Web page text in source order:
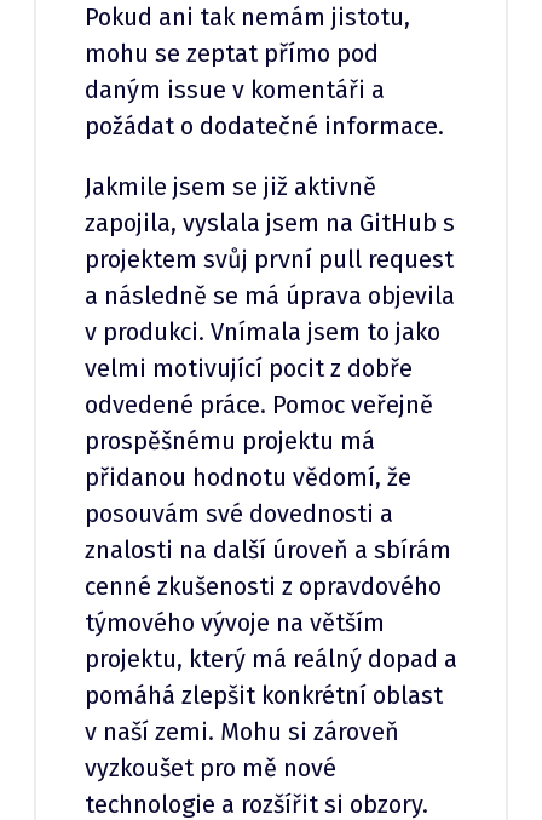
Pokud ani tak nemám jistotu,
mohu se zeptat přímo pod
daným issue v komentáři a
požádat o dodatečné informace.
Jakmile jsem se již aktivně
zapojila, vyslala jsem na GitHub s
projektem svůj první pull request
a následně se má úprava objevila
v produkci. Vnímala jsem to jako
velmi motivující pocit z dobře
odvedené práce. Pomoc veřejně
prospěšnému projektu má
přidanou hodnotu vědomí, že
posouvám své dovednosti a
znalosti na další úroveň a sbírám
cenné zkušenosti z opravdového
týmového vývoje na větším
projektu, který má reálný dopad a
pomáhá zlepšit konkrétní oblast
v naší zemi. Mohu si zároveň
vyzkoušet pro mě nové
technologie a rozšířit si obzory.